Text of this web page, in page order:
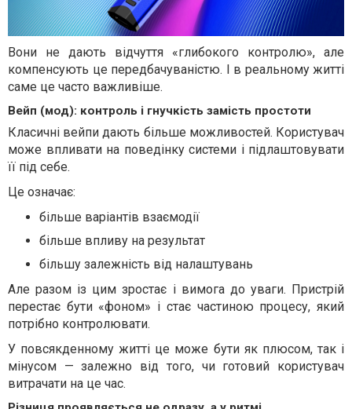
Вони не дають відчуття «глибокого контролю», але
компенсують це передбачуваністю. І в реальному житті
саме це часто важливіше.
Вейп (мод): контроль і гнучкість замість простоти
Класичні вейпи дають більше можливостей. Користувач
може впливати на поведінку системи і підлаштовувати
її під себе.
Це означає:
більше варіантів взаємодії
більше впливу на результат
більшу залежність від налаштувань
Але разом із цим зростає і вимога до уваги. Пристрій
перестає бути «фоном» і стає частиною процесу, який
потрібно контролювати.
У повсякденному житті це може бути як плюсом, так і
мінусом — залежно від того, чи готовий користувач
витрачати на це час.